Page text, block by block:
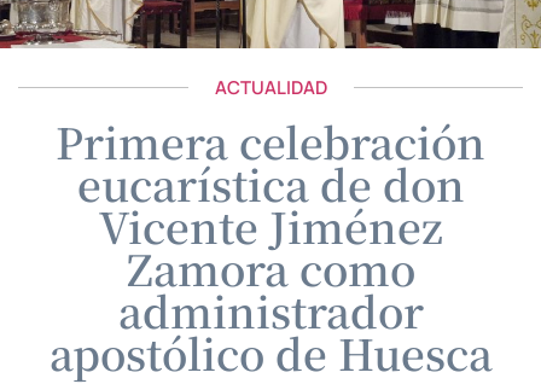
ACTUALIDAD
Primera celebración
eucarística de don
Vicente Jiménez
Zamora como
administrador
apostólico de Huesca